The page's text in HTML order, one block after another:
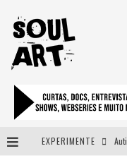
EXPERIMENTE